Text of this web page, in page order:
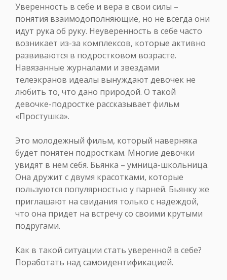
Уверенность в себе и вера в свои силы –
понятия взаимодополняющие, но не всегда они
идут рука об руку. Неуверенность в себе часто
возникает из-за комплексов, которые активно
развиваются в подростковом возрасте.
Навязанные журналами и звездами
телеэкранов идеалы вынуждают девочек не
любить то, что дано природой. О такой
девочке-подростке рассказывает фильм
«Простушка».
Это молодежный фильм, который наверняка
будет понятен подросткам. Многие девочки
увидят в нем себя. Бьянка – умница-школьница.
Она дружит с двумя красотками, которые
пользуются популярностью у парней. Бьянку же
приглашают на свидания только с надеждой,
что она придет на встречу со своими крутыми
подругами.
Как в такой ситуации стать уверенной в себе?
Поработать над самоидентификацией.